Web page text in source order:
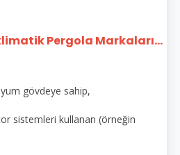
Pergola Markaları...
gövdeye sahip,
sistemleri kullanan (örneğin